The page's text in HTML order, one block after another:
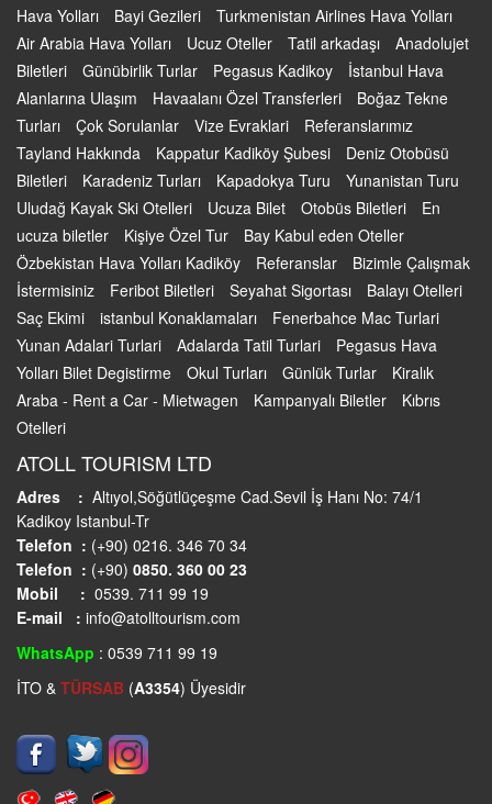
Hava Yolları
Bayi Gezileri
Turkmenistan Airlines Hava Yolları
Air Arabia Hava Yolları
Ucuz Oteller Tatil arkadaşı
Anadolujet
Biletleri
Günübirlik Turlar Pegasus Kadikoy
İstanbul Hava
Alanlarına Ulaşım
Havaalanı Özel Transferleri
Boğaz Tekne
Turları
Çok Sorulanlar Vize Evraklari
Referanslarımız
Tayland Hakkında
Kappatur Kadiköy Şubesi
Deniz Otobüsü
Biletleri
Karadeniz Turları Kapadokya Turu
Yunanistan Turu
Uludağ Kayak Ski Otelleri
Ucuza Bilet Otobüs Biletleri
En
ucuza biletler
Kişiye Özel Tur
Bay Kabul eden Oteller
Özbekistan Hava Yolları Kadiköy
Referanslar
Bizimle Çalışmak
İstermisiniz
Feribot Biletleri Seyahat Sigortası
Balayı Otelleri
Saç Ekimi
istanbul Konaklamaları
Fenerbahce Mac Turlari
Yunan Adalari Turlari
Adalarda Tatil Turlari
Pegasus Hava
Yolları Bilet Degistirme
Okul Turları Günlük Turlar
Kiralık
Araba - Rent a Car - Mietwagen
Kampanyalı Biletler
Kıbrıs
Otelleri
ATOLL TOURISM LTD
Adres : Altıyol,Söğütlüçeşme Cad.Sevil İş Hanı No: 74/1
Kadikoy Istanbul-Tr
Telefon : (+90) 0216. 346 70 34
Telefon : (+90) 0850. 360 00 23
Mobil : 0539. 711 99 19
E-mail : info@atolltourism.com
WhatsApp : 0539 711 99 19
İTO & TÜRSAB (A3354) Üyesidir